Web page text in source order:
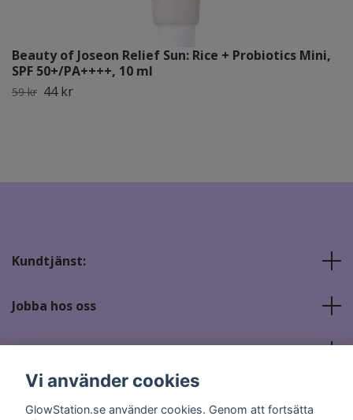
Beauty of Joseon Relief Sun: Rice + Probiotics Mini,
SPF 50+/PA++++, 10 ml
59 kr 44 kr
Kundtjänst:
Jobba hos oss
Sociala medier
Vi använder cookies
GlowStation.se använder cookies. Genom att fortsätta